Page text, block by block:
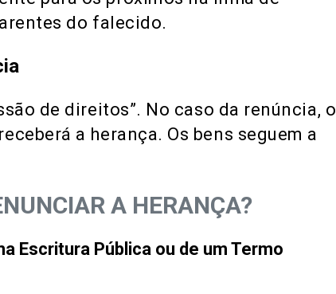
do falecido.
de direitos”. No caso da renúncia, o
a herança. Os bens seguem a
A HERANÇA?
Escritura Pública ou de um Termo